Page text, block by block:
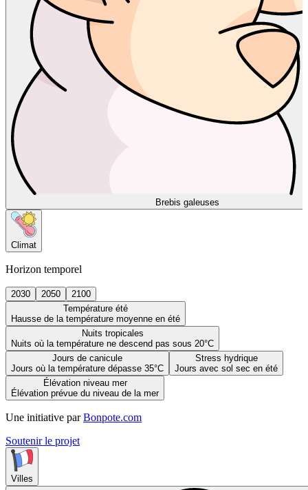
Brebis galeuses
Climat
Horizon temporel
2030 2050
2100
Température été
Hausse de la température moyenne en été
Nuits tropicales
Nuits où la température ne descend pas sous 20°C
Jours de canicule
Jours où la température dépasse 35°C
Stress hydrique
Jours avec sol sec en été
Élévation niveau mer
Élévation prévue du niveau de la mer
Une initiative par Bonpote.com
Soutenir le projet
Villes